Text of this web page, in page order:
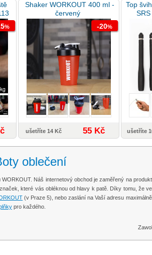
% -20%
Shaker WORKOUT 400 ml -
červený
ušetříte 14 Kč 55 Kč
Top
ušetříte
oblečení
Náš internetový obchod je zaměřený na
které vás obléknou od hlavy k patě. Díky tomu, že
(v Praze 5), nebo zaslání na Vaší adresu
pro každého.